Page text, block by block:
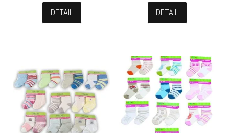
DETAIL DETAIL